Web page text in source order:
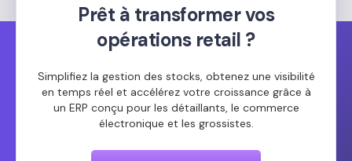
Prêt à transformer vos
opérations retail ?
Simplifiez la gestion des stocks, obtenez une visibilité
en temps réel et accélérez votre croissance grâce à
un ERP conçu pour les détaillants, le commerce
électronique et les grossistes.